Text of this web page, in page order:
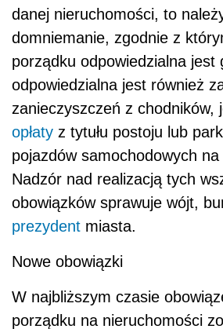
danej nieruchomości, to
domniemanie, zgodnie z
porządku odpowiedzialna jest
odpowiedzialna jest również
zanieczyszczeń z chodników,
opłaty z tytułu postoju lub
pojazdów samochodowych
Nadzór nad realizacją tych
obowiązków sprawuje wójt,
prezydent miasta.
Nowe obowiązki
W najbliższym czasie
porządku na nieruchomości